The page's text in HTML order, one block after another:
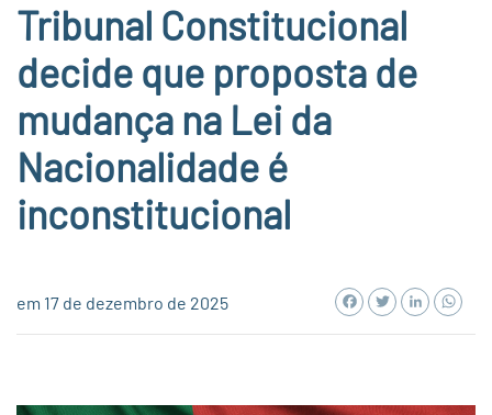
Tribunal Constitucional
decide que proposta de
mudança na Lei da
Nacionalidade é
inconstitucional
em 17 de dezembro de 2025 Facebook
Twitter